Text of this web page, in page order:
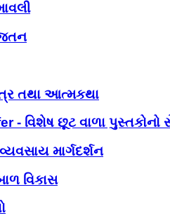
જતન
તથા આત્મકથા
- વિશેષ છૂટ વાળા પુસ્તકોનો
માર્ગદર્શન
વિકાસ